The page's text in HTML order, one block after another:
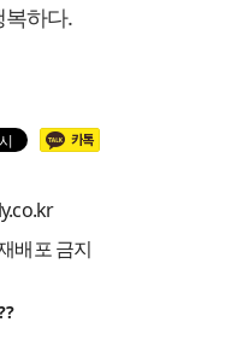
하다.
배포 금지